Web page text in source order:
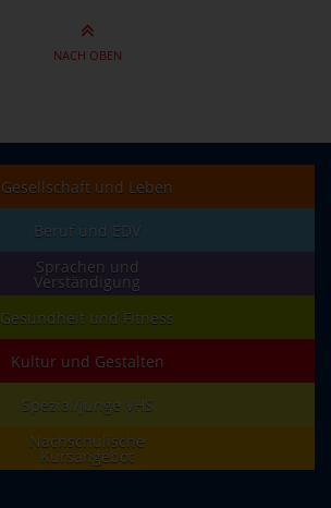
NACH OBEN
Gesellschaft und Leben
Beruf und EDV
Sprachen und
Verständigung
Gesundheit und Fitness
Kultur und Gestalten
Spezial/junge VHS
Nachschulische
Kursangebot